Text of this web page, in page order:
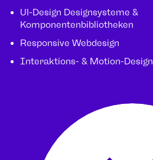
UI-Design Designsysteme &
Komponentenbibliotheken
Responsive Webdesign
Interaktions- & Motion-Design